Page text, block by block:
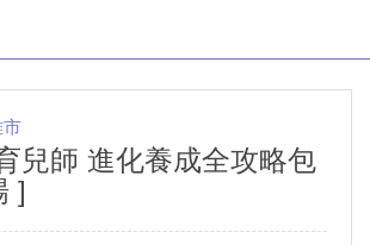
市
兒師 進化養成全攻略包
]